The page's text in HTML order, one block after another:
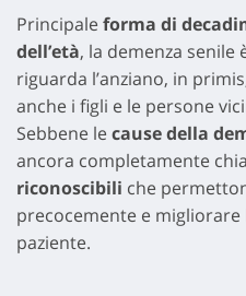
Principaleforma di
dell’età, la demenza
riguarda l’anziano, in
anche i figli e le persone
Sebbene lecause della
ancora completamente
riconoscibili che
precocemente e
paziente.